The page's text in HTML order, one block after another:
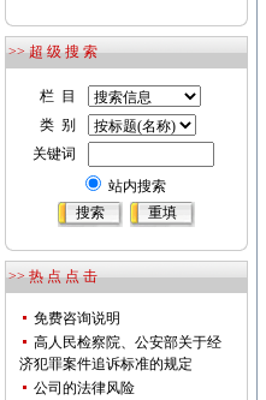
>> 超 级 搜 索
栏 目
类 别
关键词
站内搜索
>> 热 点 点 击
免费咨询说明
高人民检察院、公安部关于经
济犯罪案件追诉标准的规定
公司的法律风险